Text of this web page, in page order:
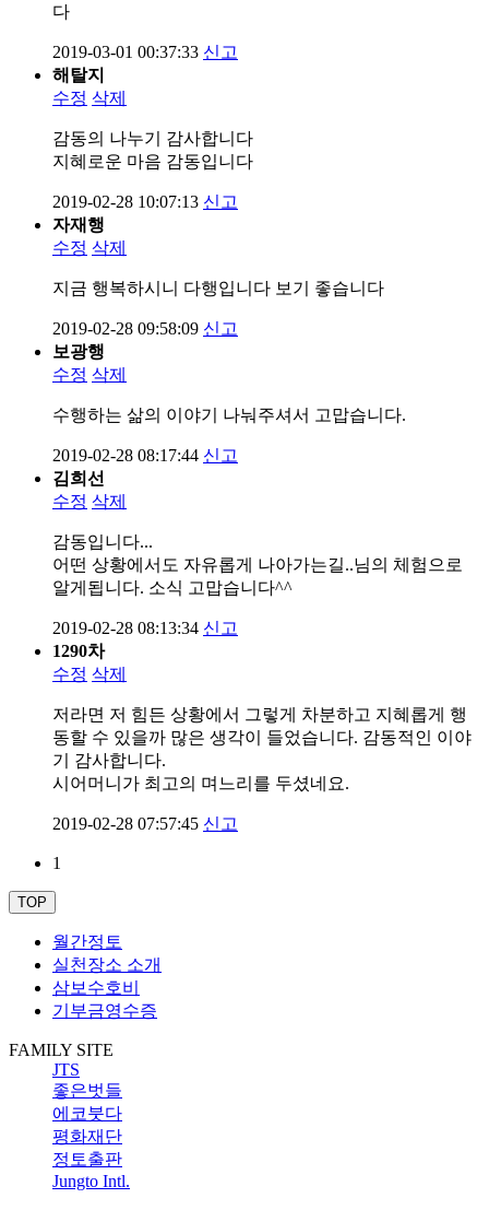
다
2019-03-01 00:37:33 신고
해탈지
수정 삭제
감동의 나누기 감사합니다
지혜로운 마음 감동입니다
2019-02-28 10:07:13 신고
자재행
수정 삭제
지금 행복하시니 다행입니다 보기 좋습니다
2019-02-28 09:58:09 신고
보광행
수정 삭제
수행하는 삶의 이야기 나눠주셔서 고맙습니다.
2019-02-28 08:17:44 신고
김희선
수정 삭제
감동입니다...
어떤 상황에서도 자유롭게 나아가는길..님의 체험으로
알게됩니다. 소식 고맙습니다^^
2019-02-28 08:13:34 신고
1290차
수정 삭제
저라면 저 힘든 상황에서 그렇게 차분하고 지혜롭게 행
동할 수 있을까 많은 생각이 들었습니다. 감동적인 이야
기 감사합니다.
시어머니가 최고의 며느리를 두셨네요.
2019-02-28 07:57:45 신고
1
TOP
월간정토
실천장소 소개
삼보수호비
기부금영수증
FAMILY SITE
JTS
좋은벗들
에코붓다
평화재단
정토출판
Jungto Intl.